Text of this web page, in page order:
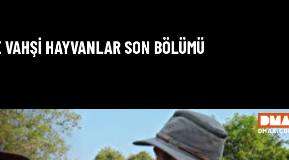
HAYVANLAR SON BÖLÜMÜ